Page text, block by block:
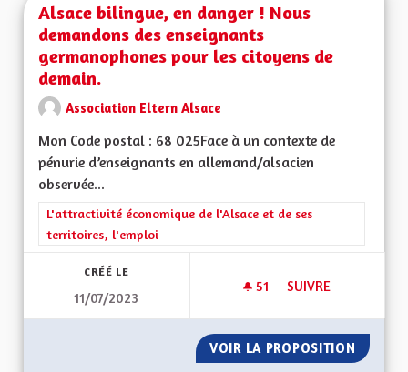
Alsace bilingue, en danger ! Nous
demandons des enseignants
germanophones pour les citoyens de
demain.
Association Eltern Alsace
Mon Code postal : 68 025Face à un contexte de
pénurie d’enseignants en allemand/alsacien
observée...
Filtrer les résultats de la catégorie : L'attractivité
L'attractivité économique de l'Alsace et de ses
territoires, l'emploi
CRÉÉ LE
11/07/2023
51 51 ABONNÉS
SUIVRE
VOIR LA PROPOSITION